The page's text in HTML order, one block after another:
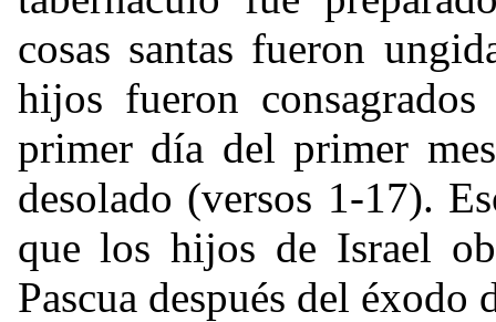
cosas santas fueron
hijos fueron
primer día del primer
desolado (versos 1-17).
que los hijos de Israel
Pascua después del éxodo